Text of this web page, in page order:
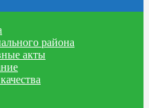
района
акты